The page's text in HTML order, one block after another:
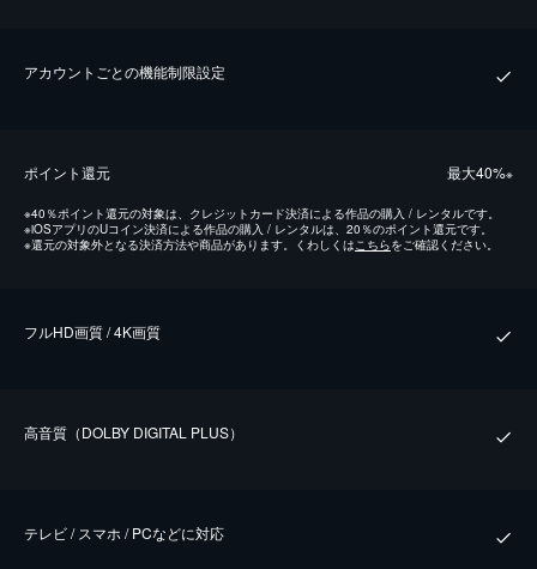
アカウントごとの機能制限設定
ポイント還元 最⼤40%※
※40％ポイント還元の対象は、クレジットカード決済による作品の購入 / レンタルです。
※iOSアプリのUコイン決済による作品の購入 / レンタルは、20％のポイント還元です。
※還元の対象外となる決済方法や商品があります。くわしくは こちらをご確認ください。
フルHD画質 / 4K画質
⾼⾳質（DOLBY DIGITAL PLUS）
テレビ / スマホ / PCなどに対応